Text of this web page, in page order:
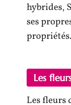
hybrides,
ses
propriétés.
Les
Les fleurs